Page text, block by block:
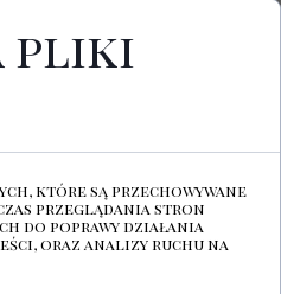
rytmu
pulsującą linią
pomiędzy
a
brzmieniem oraz
pliki
które są przechowywane
przeglądania stron
do poprawy działania
oraz analizy ruchu na